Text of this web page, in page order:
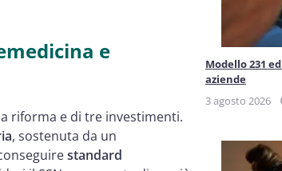
e
riforma e di tre investimenti.
, sostenuta da un
standard
Modello 231
aziende
3 agosto 2026